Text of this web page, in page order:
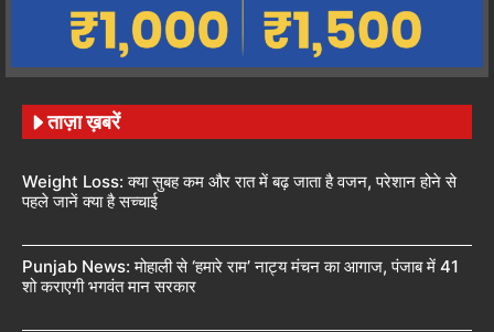
ताज़ा ख़बरें
Weight Loss: क्या सुबह कम और रात में बढ़ जाता है वजन, परेशान होने से
पहले जानें क्या है सच्चाई
Punjab News: मोहाली से ‘हमारे राम’ नाट्य मंचन का आगाज, पंजाब में 41
शो कराएगी भगवंत मान सरकार